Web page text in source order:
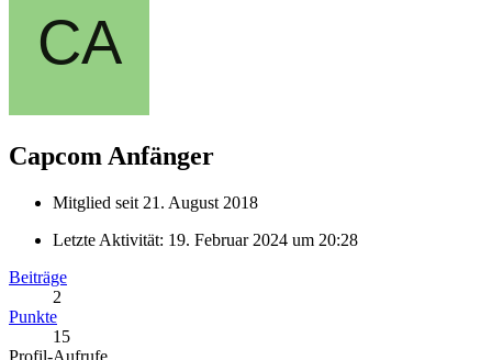
Capcom Anfänger
Mitglied seit 21. August 2018
Letzte Aktivität: 19. Februar 2024 um 20:28
Beiträge
2
Punkte
15
Profil-Aufrufe